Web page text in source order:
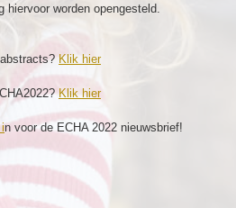
worden opengesteld.
Klik hier
Klik hier
n voor de ECHA 2022 nieuwsbrief!